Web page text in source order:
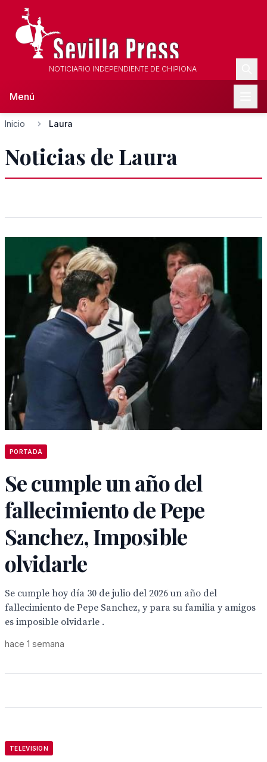
NOTICIARIO INDEPENDIENTE DE CHIPIONA
Menú
Inicio Laura
Noticias de Laura
PORTADA
Se cumple un año del
fallecimiento de Pepe
Sanchez, Imposible
olvidarle
Se cumple hoy día 30 de julio del 2026 un año del
fallecimiento de Pepe Sanchez, y para su familia y amigos
es imposible olvidarle .
hace 1 semana
TELEVISION